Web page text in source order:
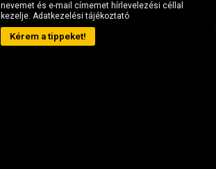
nevemet és e-mail címemet hírlevelezési céllal
kezelje. Adatkezelési tájékoztató
Kérem a tippeket!